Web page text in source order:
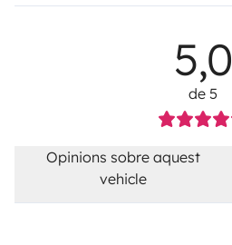
5,0
de 5
Opinions sobre aquest
vehicle